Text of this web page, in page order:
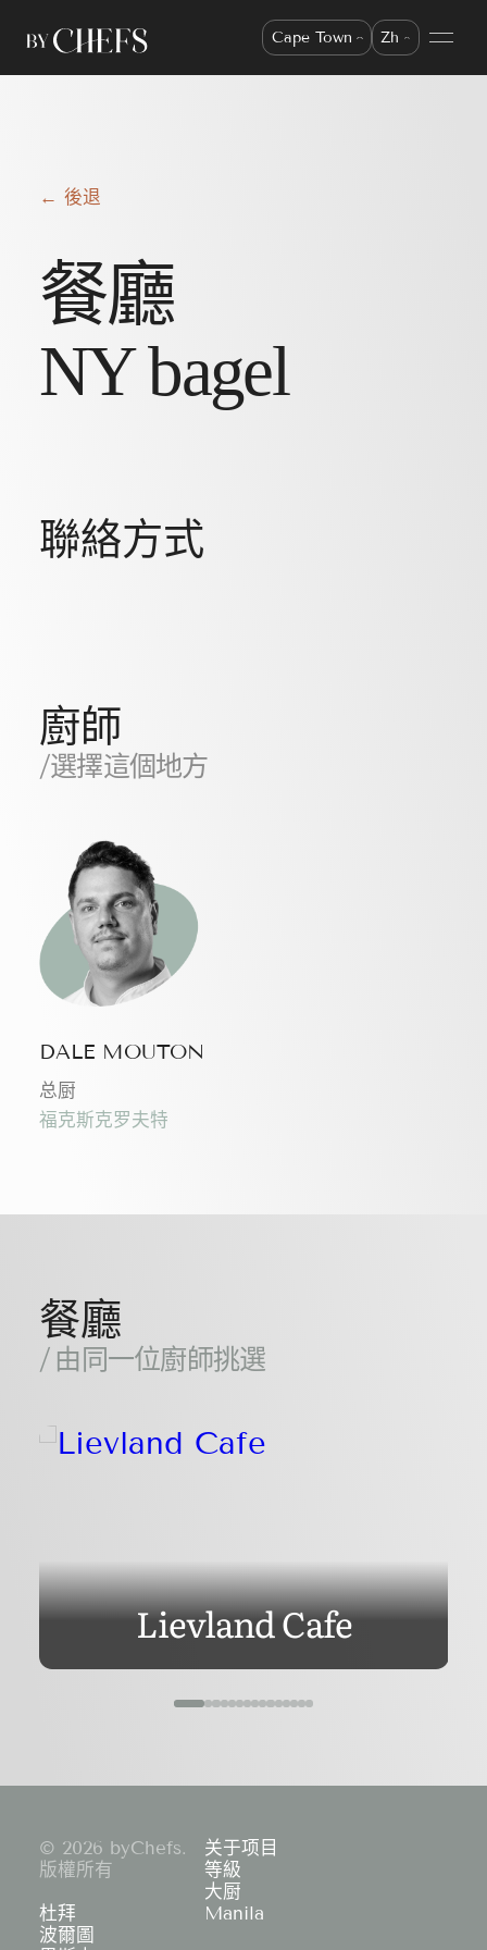
Cape Town Zh
← 後退
餐廳
NY bagel
廚師
/選擇這個地方
DALE MOUTON
总厨
福克斯克罗夫特
聯絡方式
餐廳
/ 由同一位廚師挑選
Lievland Cafe
© 2026 byChefs.
版權所有
关于项目
等級
大厨
杜拜
波爾圖
Manila